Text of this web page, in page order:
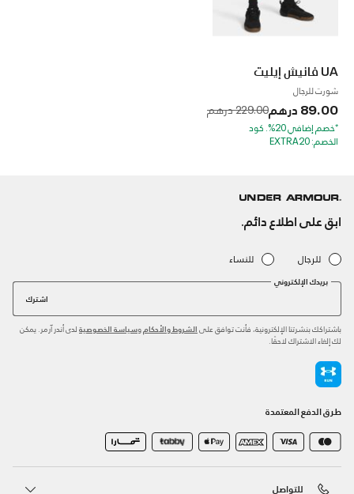
UA فانيش إيليت
شورت للرجال
89.00 درهم Price reduced from
229.00 درهم to
*خصم إضافي 20%. كود
الخصم: EXTRA20
ابق على اطلاع دائم.
للرجال للنساء
بريدك الإلكتروني
اشترك
باشتراكك بنشرتنا الإلكترونية، فأنت توافق على الشروط والأحكام وسياسة الخصوصية لدى أندر آرمر. يمكن
لك إلغاء الاشتراك لاحقًا.
طرق الدفع المعتمدة
للتواصل